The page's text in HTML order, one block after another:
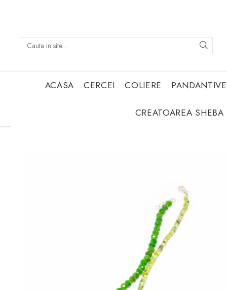
ACASA CERCEI COLIERE PANDANTIVE
CREATOAREA SHEBA